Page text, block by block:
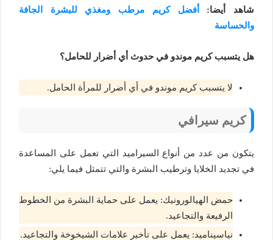
شاهد أيضا: أفضل كريم مرطب ومغذي للبشرة الجافة
والحساسة
هل يتسبب كريم موندو في حدوث أي أضرار للحامل؟
لا يتسبب كريم موندو في أي أضرار للمرأة الحامل.
كريم سيرافي
يتكون من عدد من أنواع السيراميد التي تعمل على المساعدة
في تجديد الخلايا وترطيب البشرة والتي تتمثل فيما يلي:
حمض الهيالورونيك: يعمل على حماية البشرة من الخطوط
الرفيعة والتجاعيد.
نياسيناميد: يعمل على تأخير علامات الشيخوخة والتجاعيد.